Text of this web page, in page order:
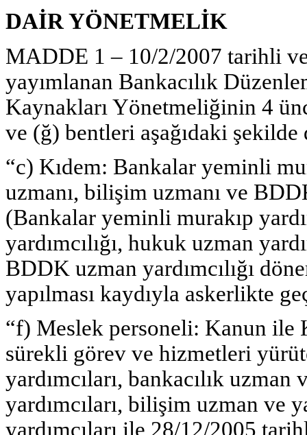
DAİR YÖNETMELİK
MADDE 1 – 10/2/2007 tarihli ve
yayımlanan Bankacılık
Kaynakları Yönetmeliğinin 4
ve (ğ) bentleri aşağıdaki
“c) Kıdem: Bankalar yeminli
uzmanı, bilişim uzmanı ve
(Bankalar yeminli murakıp
yardımcılığı, hukuk uzman
BDDK uzman yardımcılığı
yapılması kaydıyla askerlikte
“f) Meslek personeli: Kanun
sürekli görev ve hizmetleri
yardımcıları, bankacılık
yardımcıları, bilişim uzman ve
yardımcıları ile 28/12/2005